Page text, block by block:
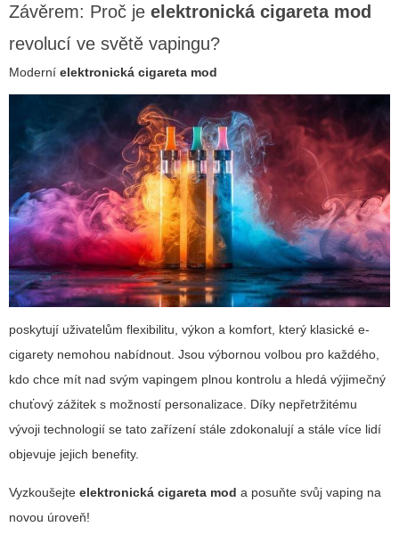
Závěrem: Proč je elektronická cigareta mod
revolucí ve světě vapingu?
Moderní elektronická cigareta mod
poskytují uživatelům flexibilitu, výkon a komfort, který klasické e-
cigarety nemohou nabídnout. Jsou výbornou volbou pro každého,
kdo chce mít nad svým vapingem plnou kontrolu a hledá výjimečný
chuťový zážitek s možností personalizace. Díky nepřetržitému
vývoji technologií se tato zařízení stále zdokonalují a stále více lidí
objevuje jejich benefity.
Vyzkoušejte elektronická cigareta mod a posuňte svůj vaping na
novou úroveň!